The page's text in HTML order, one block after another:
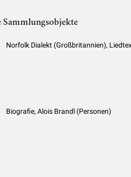
Sammlungsobjekte
Norfolk Dialekt (Großbritannien),
Biografie, Alois Brandl (Personen)